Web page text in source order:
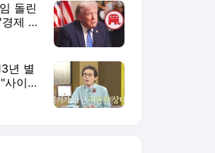
돌린
제 우
년 별
이좋
"